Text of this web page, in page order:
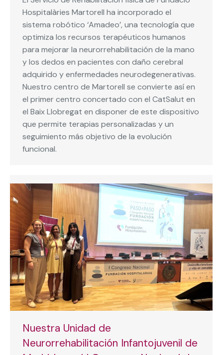
Hospitalàries Martorell ha incorporado el
sistema robótico ‘Amadeo’, una tecnología que
optimiza los recursos terapéuticos humanos
para mejorar la neurorrehabilitación de la mano
y los dedos en pacientes con daño cerebral
adquirido y enfermedades neurodegenerativas.
Nuestro centro de Martorell se convierte así en
el primer centro concertado con el CatSalut en
el Baix Llobregat en disponer de este dispositivo
que permite terapias personalizadas y un
seguimiento más objetivo de la evolución
funcional.
Nuestra Unidad de
Neurorrehabilitación Infantojuvenil de